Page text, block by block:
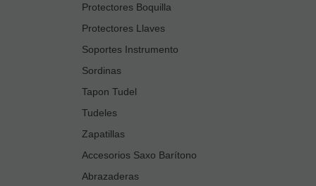
Protectores Boquilla
Protectores Llaves
Soportes Instrumento
Sordinas
Tapon Tudel
Tudeles
Zapatillas
Accesorios Saxo Barítono
Abrazaderas